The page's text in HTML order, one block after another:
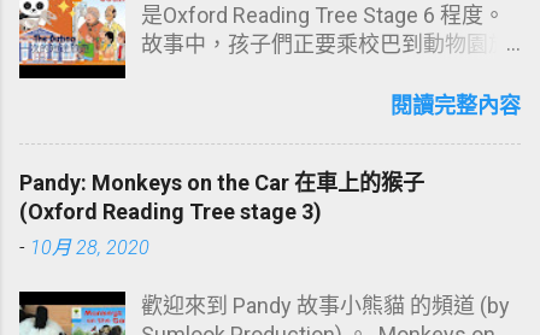
在這故事可以學習到的詞彙： Storm 暴
風雨 tree house 樹屋 mess 混亂
windy 有風的 time 時間 barked 吠叫
https://dictationmate.sumlook.com/vo
cabulary/hpzvJhKRnh9iucIoSW5A ) 有
興趣可 訂閱我們的頻道 YouTube:
ok Instagram IG:
是Oxford Reading Tree Stage 6 程度。
故事中，孩子們正要乘校巴到動物園旅
說話，Mrs May 不斷提醒他們不要大
開始下雨，孩子們都等到很厭倦。後來
Nadim 提議到博物館去，孩子們都很開
心。 孩子們在博物館見到不同的恐龍，
Nadim 買了一盒恐龍模型。Chip 邀請
閱讀完整內容
Pandy: Monkeys on the Car 在車上的猴子
(Oxford Reading Tree stage 3)
- 10月 28, 2020
歡迎來到 Pandy 故事小熊貓 的頻道 (by